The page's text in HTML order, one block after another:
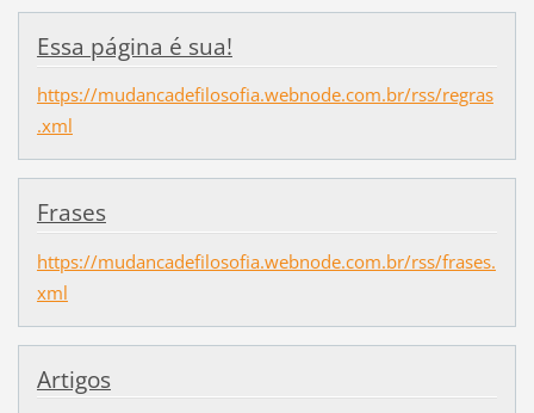
Essa página é sua!
https://mudancadefilosofia.webnode.com.br/rss/regras
.xml
Frases
https://mudancadefilosofia.webnode.com.br/rss/frases.
xml
Artigos